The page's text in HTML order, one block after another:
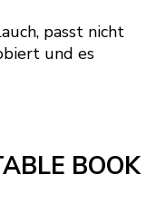
passt nicht
und es
BOOK